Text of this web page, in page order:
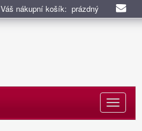
Váš nákupní košík: prázdný